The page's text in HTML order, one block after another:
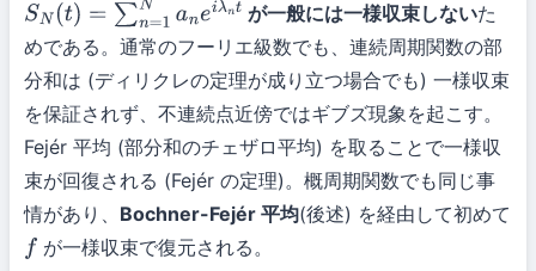
SN(t)= ∑n =1Nan eiλnt が一般には一様収束しないた
めである。通常のフーリエ級数でも、連続周期関数の部
分和は (ディリクレの定理が成り立つ場合でも) 一様収束
を保証されず、不連続点近傍ではギブズ現象を起こす。
Fejér 平均 (部分和のチェザロ平均) を取ることで一様収
束が回復される (Fejér の定理)。概周期関数でも同じ事
情があり、 Bochner-Fejér 平均(後述) を経由して初めて
f が一様収束で復元される。